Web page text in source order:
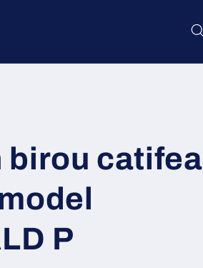
birou catifea
P